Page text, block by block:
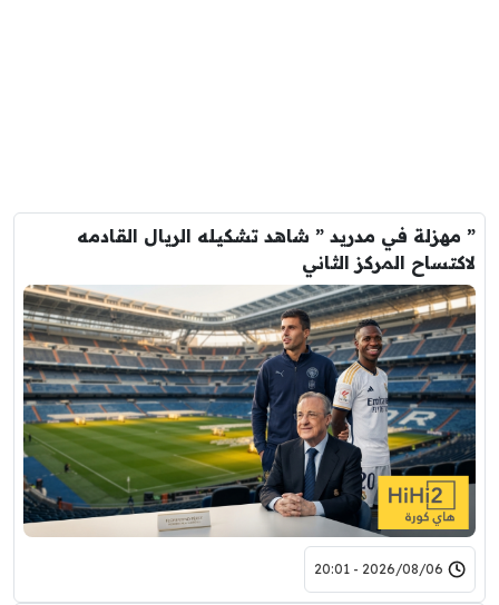
” مهزلة في مدريد ” شاهد تشكيله الريال القادمه
لاكتساح المركز الثاني
2026/08/06 - 20:01